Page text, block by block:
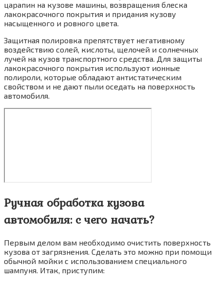
царапин на кузове машины, возвращения блеска
лакокрасочного покрытия и придания кузову
насыщенного и ровного цвета.
Защитная полировка препятствует негативному
воздействию солей, кислоты, щелочей и солнечных
лучей на кузов транспортного средства. Для защиты
лакокрасочного покрытия используют ионные
полироли, которые обладают антистатическим
свойством и не дают пыли оседать на поверхность
автомобиля.
Ручная обработка кузова
автомобиля: с чего начать?
Первым делом вам необходимо очистить поверхность
кузова от загрязнения. Сделать это можно при помощи
обычной мойки с использованием специального
шампуня. Итак, приступим: